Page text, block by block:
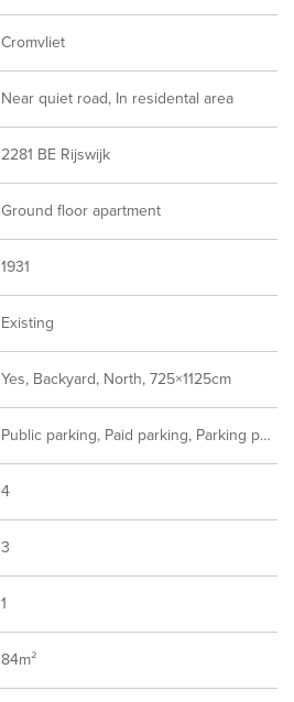
Cromvliet
Near quiet road, In residental area
2281 BE Rijswijk
Ground floor apartment
1931
Existing
Yes, Backyard, North, 725×1125cm
Public parking, Paid parking, Parking permit
4
3
1
84m²